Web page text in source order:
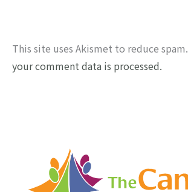
This site uses Akismet to reduce spam.
your comment data is processed.